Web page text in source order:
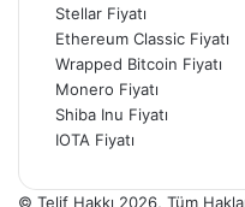
Stellar Fiyatı
Ethereum Classic Fiyatı
Wrapped Bitcoin Fiyatı
Monero Fiyatı
Shiba Inu Fiyatı
IOTA Fiyatı
© Telif Hakkı 2026, Tüm